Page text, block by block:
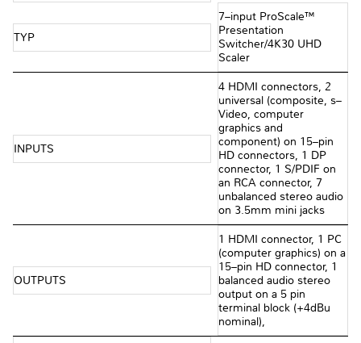
TYP
7–input ProScale™
Presentation
Switcher/4K30 UHD
Scaler
INPUTS
4 HDMI connectors, 2
universal (composite, s–
Video, computer
graphics and
component) on 15–pin
HD connectors, 1 DP
connector, 1 S/PDIF on
an RCA connector, 7
unbalanced stereo audio
on 3.5mm mini jacks
OUTPUTS
1 HDMI connector, 1 PC
(computer graphics) on a
15–pin HD connector, 1
balanced audio stereo
output on a 5 pin
terminal block (+4dBu
nominal),